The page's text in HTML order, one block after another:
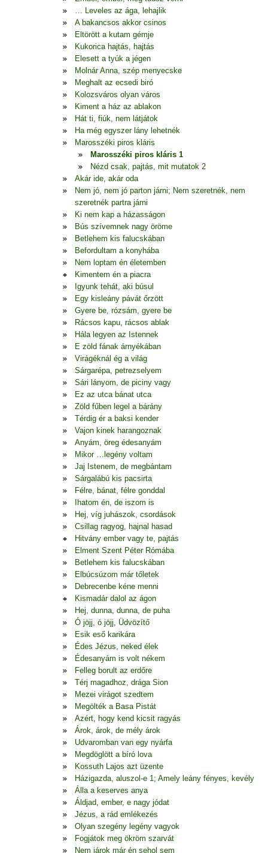
… Leveles az ága, lehajlik
A bakancsos akkor csinos
Eltörött a kutam gémje
Kukorica hajtás, hajtás
Elesett a tyúk a jégen
Molnár Anna, szép menyecske
Meghalt az ecsedi biró
Kolozsváros olyan város
Kiment a ház az ablakon
Hát ti, fiúk, nem látjátok
Ha még egyszer lány lehetnék
Marosszéki piros kláris
Marosszéki piros kláris 1
Nézd csak, pajtás, mit mutatok 2
Akár ide, akár oda
Nem jó, nem jó parton járni; Nem szeretnék, nem
szeretnék partra járni
Ki nem kap a házasságon
Bús szívemnek nagy öröme
Betlehem kis falucskában
Befordultam a konyhába
Nem loptam én életemben
Kimentem én a piacra
Igyunk tehát, aki búsul
Egy kisleány pávát őrzött
Gyere be, rózsám, gyere be
Rácsos kapu, rácsos ablak
Hála legyen az Istennek
E zöld fának árnyékában
Virágéknál ég a világ
Sárgarépa, petrezselyem
Sári lányom, de piciny vagy
Ez az utca bánat utca
Zöld fűben legel a bárány
Térdig ér a baksi kender
Vajon kinek harangoznak
Anyám, öreg édesanyám
Mikor …legény voltam
Jaj Istenem, de megbántam
Sárgalábú kis pacsirta
Félre, bánat, félre gonddal
Ihatom én, de iszom is
Hej, víg juhászok, csordások
Csillag ragyog, hajnal hasad
Hitvány ember vagy te, pajtás
Elment Szent Péter Rómába
Betlehem kis falucskában
Elbúcsúzom már tőletek
Debrecenbe kéne menni
Kismadár dalol az ágon
Hej, dunna, dunna, de puha
Ó jöjj, ó jöjj, Üdvözítő
Esik eső karikára
Édes Jézus, neked élek
Édesanyám is volt nékem
Felleg borult az erdőre
Térj magadhoz, drága Sion
Mezei virágot szedtem
Megölték a Basa Pistát
Azért, hogy kend kicsit ragyás
Árok, árok, de mély árok
Udvaromban van egy nyárfa
Megdöglött a bíró lova
Kossuth Lajos azt üzente
Házigazda, aluszol-e 1; Amely leány fényes, kevély
Álla a keserves anya
Áldjad, ember, e nagy jódat
Jézus, a rád emlékezés
Olyan szegény legény vagyok
Fogjátok meg ökröm szarvát
Nem járok már én sehol sem